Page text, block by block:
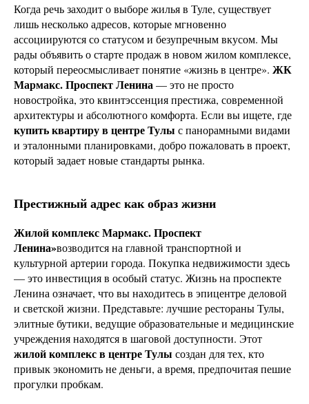
Когда речь заходит о выборе жилья в Туле, существует
лишь несколько адресов, которые мгновенно
ассоциируются со статусом и безупречным вкусом. Мы
рады объявить о старте продаж в новом жилом комплексе,
который переосмысливает понятие «жизнь в центре». ЖК
Мармакс. Проспект Ленина— это не просто
новостройка, это квинтэссенция престижа, современной
архитектуры и абсолютного комфорта. Если вы ищете, где
купить квартиру в центре Тулы с панорамными видами
и эталонными планировками, добро пожаловать в проект,
который задает новые стандарты рынка.
Престижный адрес как образ жизни
Жилой комплекс Мармакс. Проспект
Ленина»возводится на главной транспортной и
культурной артерии города. Покупка недвижимости здесь
— это инвестиция в особый статус. Жизнь на проспекте
Ленина означает, что вы находитесь в эпицентре деловой
и светской жизни. Представьте: лучшие рестораны Тулы,
элитные бутики, ведущие образовательные и медицинские
учреждения находятся в шаговой доступности. Этот
жилой комплекс в центре Тулы создан для тех, кто
привык экономить не деньги, а время, предпочитая пешие
прогулки пробкам.